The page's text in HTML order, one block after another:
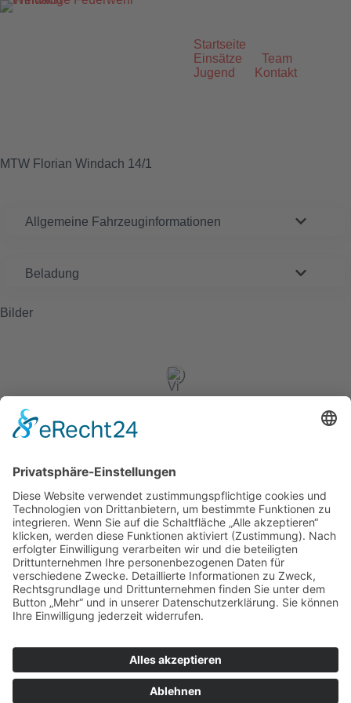
Zum
Startseite
Einsätze
Team
Jugend
Kontakt
MTW Florian Windach 14/1
Allgemeine Fahrzeuginformationen
Beladung
Bilder
Nützliche Links